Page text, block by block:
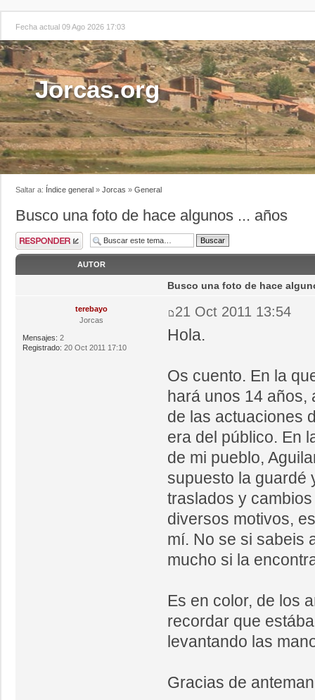
Fecha actual 09 Ago 2026 17:03
Jorcas.org
Saltar a: Índice general » Jorcas » General
Busco una foto de hace algunos ... años
AUTOR
terebayo
Jorcas
Mensajes: 2
Registrado: 20 Oct 2011 17:10
Busco una foto de hace
21 Oct 2011 13:54
Hola.
Os cuento. En la
hará unos 14 años,
de las actuaciones
era del público. En
de mi pueblo,
supuesto la guardé
traslados y
diversos motivos,
mí. No se si sabeis
mucho si la
Es en color, de los
recordar que
levantando las
Gracias de